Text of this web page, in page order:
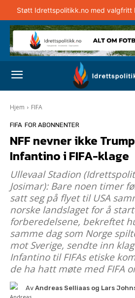
Støtt Idrettspolitikk.no med valgfritt
Hjem FIFA
FIFA FOR ABONNENTER
NFF nevner ikke
Infantino i FIFA-klage
Ullevaal Stadion
Josimar): Bare noen timer
satt seg på flyet til USA
norske landslaget for å
forberedelsene, bekreftet
samme dag som Norge
mot Sverige, sendte inn
Infantino til FIFAs etiske
de ha hatt møte med FIFA
Av Andreas Selliaas og Lars